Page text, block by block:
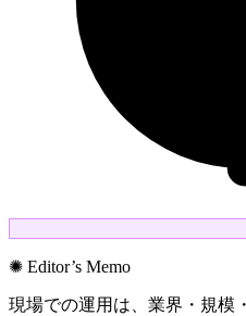
✺ Editor’s Memo
現場での運用は、業界・規模